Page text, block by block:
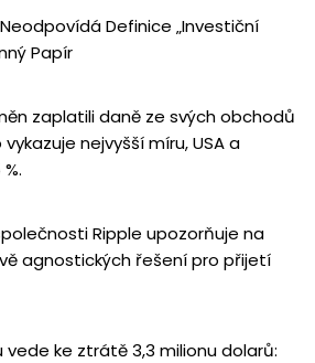
Definice „Investiční
Papír
zaplatili daně ze svých obchodů
vykazuje nejvyšší míru, USA a
Ripple upozorňuje na
agnostických řešení pro přijetí
vede ke ztrátě 3,3 milionu dolarů: